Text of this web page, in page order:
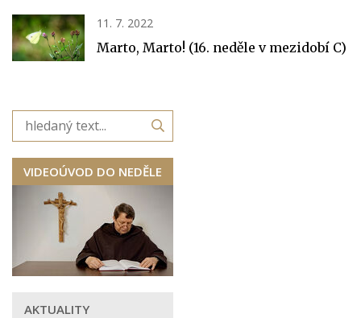
11. 7. 2022
Marto, Marto! (16. neděle v mezidobí C)
VIDEOÚVOD DO NEDĚLE
AKTUALITY